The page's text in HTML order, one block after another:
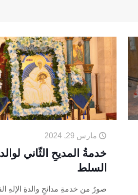
مارس 29, 2024
خدمةُ المديحِ الثّاني
السلط
صورٌ من خدمةِ مدائحِ والدةِ الإلهِ